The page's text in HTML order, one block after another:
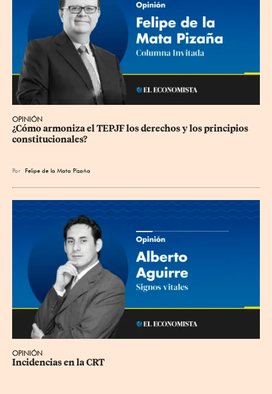
OPINIÓN
¿Cómo armoniza el TEPJF los derechos y los principios
constitucionales?
Por Felipe de la Mata Pizaña
OPINIÓN
Incidencias en la CRT